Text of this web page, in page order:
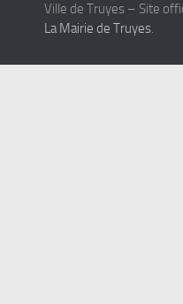
Ville de Truyes – Site
La Mairie de Truyes.